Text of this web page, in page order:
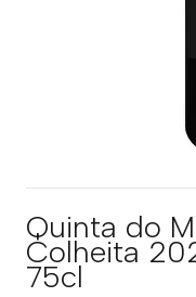
Quinta do
Colheita
75cl